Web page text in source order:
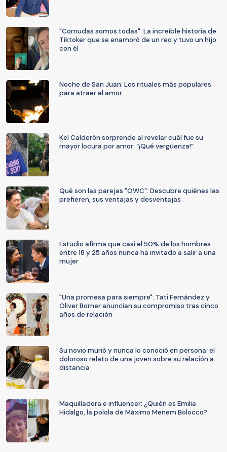
"Cornudas somos todas": La increíble historia de
Tiktoker que se enamoró de un reo y tuvo un hijo
con él
Noche de San Juan: Los rituales más populares
para atraer el amor
Kel Calderón sorprende al revelar cuál fue su
mayor locura por amor: “¡Qué vergüenza!”
Qué son las parejas "OWC": Descubre quiénes las
prefieren, sus ventajas y desventajas
Estudio afirma que casi el 50% de los hombres
entre 18 y 25 años nunca ha invitado a salir a una
mujer
"Una promesa para siempre": Tati Fernández y
Oliver Borner anuncian su compromiso tras cinco
años de relación
Su novio murió y nunca lo conoció en persona: el
doloroso relato de una joven sobre su relación a
distancia
Maquilladora e influencer: ¿Quién es Emilia
Hidalgo, la polola de Máximo Menem Bolocco?